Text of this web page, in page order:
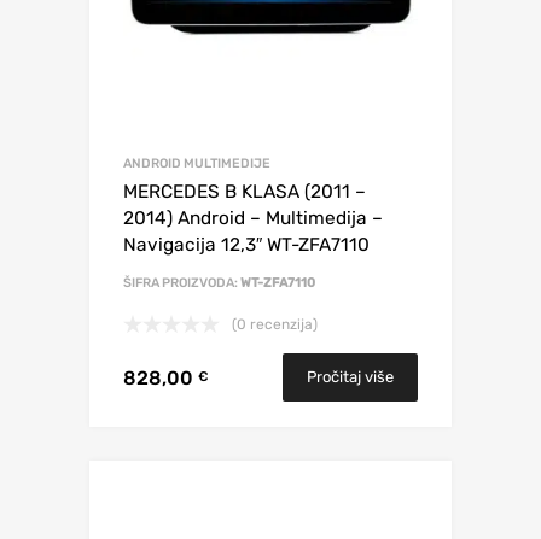
ANDROID MULTIMEDIJE
MERCEDES B KLASA (2011 –
2014) Android – Multimedija –
Navigacija 12,3″ WT-ZFA7110
ŠIFRA PROIZVODA: WT-ZFA7110
(0 recenzija)
828,00 € Pročitaj više